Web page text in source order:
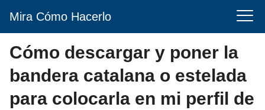
Mira Cómo Hacerlo
Cómo descargar y poner la
bandera catalana o estelada
para colocarla en mi perfil de